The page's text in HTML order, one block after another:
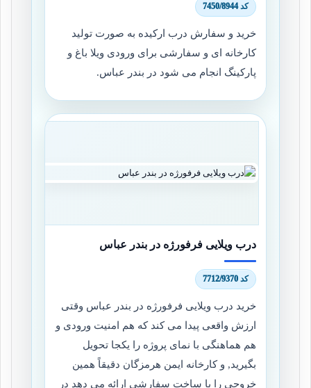
کد 7450/8944
خرید و سفارش درب ارکیده به صورت تولید
کارخانه ای و سفارشی برای ورودی ویلا باغ و
پارکینگ انجام می شود در بندر عباس.
درب ویلایی فرفورژه در بندر عباس
کد 7712/9370
خرید درب ویلایی فرفورژه در بندر عباس وقتی
ارزش واقعی پیدا می کند که هم امنیت ورودی و
هم هماهنگی با نمای پروژه را یکجا تحویل
بگیرید, و کارخانه ایمن هرمزگان دقیقاً همین
خروجی را با ساخت سفارشی ارائه می دهد در